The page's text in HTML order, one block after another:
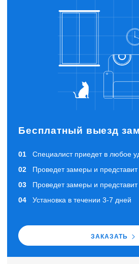
Бесплатный выезд
Специалист приедет в любое
Проведет замеры и представит
Проведет замеры и представит
Установка в течении 3-7 дней
ЗАКАЗАТЬ